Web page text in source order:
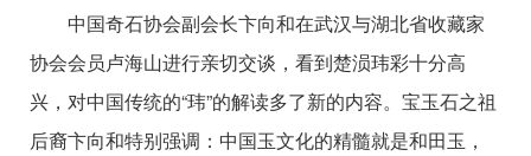
中国奇石协会副会长卞向和在武汉与湖北省收藏家
协会会员卢海山进行亲切交谈，看到楚涢玮彩十分高
兴，对中国传统的“玮”的解读多了新的内容。宝玉石之祖
后裔卞向和特别强调：中国玉文化的精髓就是和田玉，